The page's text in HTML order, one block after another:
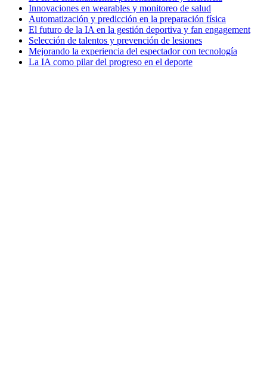
Innovaciones en wearables y monitoreo de salud
Automatización y predicción en la preparación física
El futuro de la IA en la gestión deportiva y fan engagement
Selección de talentos y prevención de lesiones
Mejorando la experiencia del espectador con tecnología
La IA como pilar del progreso en el deporte